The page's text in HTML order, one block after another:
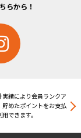
らから！
実績により会員ランクア
貯めたポイントをお支払
できます。